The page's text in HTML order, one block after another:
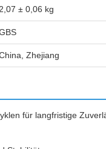
2,07 ± 0,06 kg
Zhejiang
für langfristige